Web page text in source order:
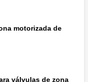
motorizada de
válvulas de zona